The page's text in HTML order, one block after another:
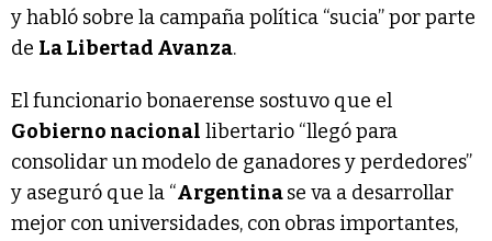
y habló sobre la campaña política “sucia” por parte
de La Libertad Avanza.
El funcionario bonaerense sostuvo que el
Gobierno nacional libertario “llegó para
consolidar un modelo de ganadores y perdedores”
y aseguró que la “Argentinase va a desarrollar
mejor con universidades, con obras importantes,